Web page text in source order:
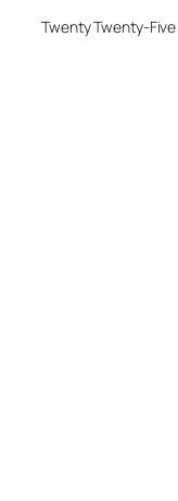
Twenty Twenty-Five